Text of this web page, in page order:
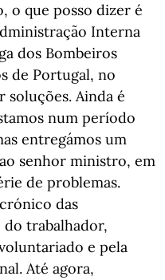
o que posso dizer é
Interna
dos Bombeiros
de Portugal, no
Ainda é
num período
entregámos um
senhor ministro, em
de problemas.
das
do trabalhador,
e pela
Até agora,